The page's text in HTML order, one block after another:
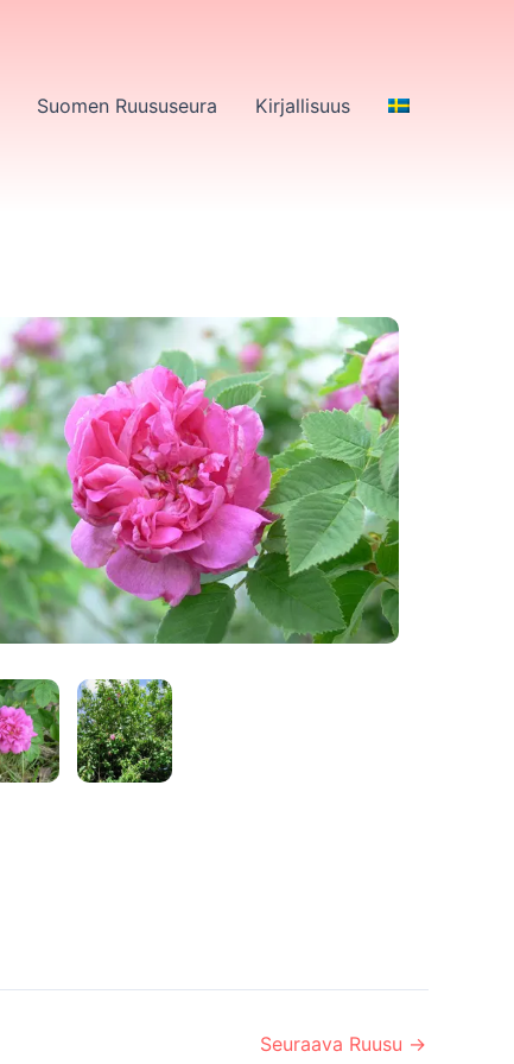
Suomen Ruususeura Kirjallisuus
Seuraava Ruusu →